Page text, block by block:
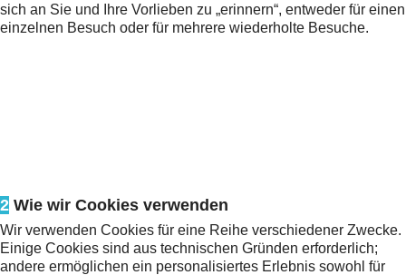
sich an Sie und Ihre Vorlieben zu „erinnern“, entweder für einen
einzelnen Besuch oder für mehrere wiederholte Besuche.
2 Wie wir Cookies verwenden
Wir verwenden Cookies für eine Reihe verschiedener Zwecke.
Einige Cookies sind aus technischen Gründen erforderlich;
andere ermöglichen ein personalisiertes Erlebnis sowohl für